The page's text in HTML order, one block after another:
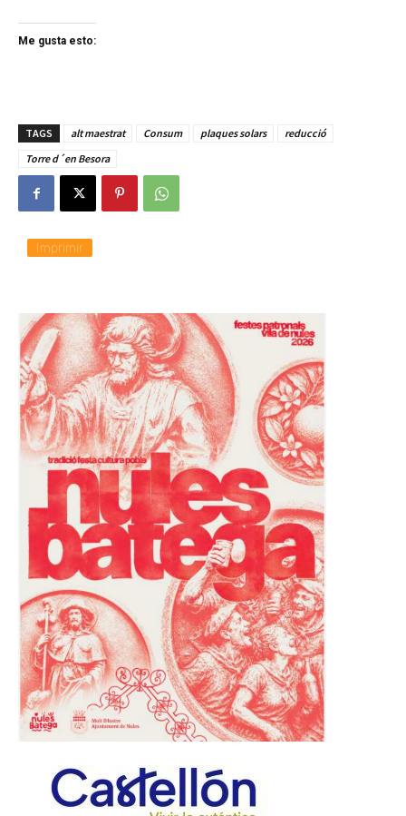
Me gusta esto:
TAGS alt maestrat Consum plaques solars
reducció
Torre d´en Besora
Imprimir